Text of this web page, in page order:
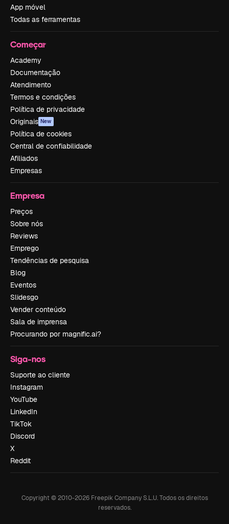
App móvel
Todas as ferramentas
Começar
Academy
Documentação
Atendimento
Termos e condições
Política de privacidade
Originais New
Política de cookies
Central de confiabilidade
Afiliados
Empresas
Empresa
Preços
Sobre nós
Reviews
Emprego
Tendências de pesquisa
Blog
Eventos
Slidesgo
Vender conteúdo
Sala de imprensa
Procurando por magnific.ai?
Siga-nos
Suporte ao cliente
Instagram
YouTube
LinkedIn
TikTok
Discord
X
Reddit
Copyright © 2010-2026Freepik Company S.L.U. Todos os direitos
reservados.